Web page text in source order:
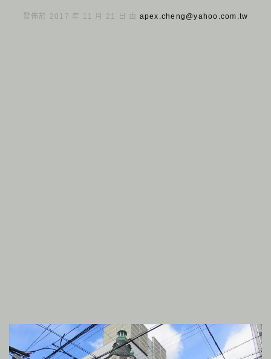
發佈於 2017 年 11 月 21 日 由 apex.cheng@yahoo.com.tw